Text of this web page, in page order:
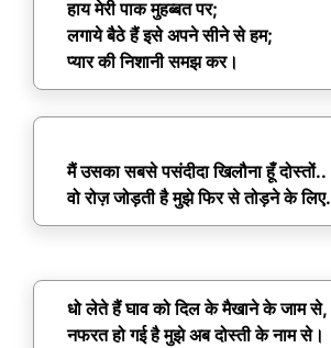
हाय मेरी पाक मुहब्बत पर;
लगाये बैठे हैं इसे अपने सीने से हम;
प्यार की निशानी समझ कर।
मैं उसका सबसे पसंदीदा खिलौना हूँ दोस्तों..
वो रोज़ जोड़ती है मुझे फिर से तोड़ने के लिए.
धो लेते हैं घाव को दिल के मैखाने के जाम से,
नफरत हो गई है मुझे अब दोस्ती के नाम से।